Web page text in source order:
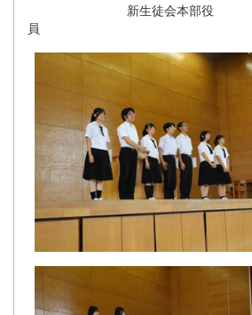
新生徒会本部役
員 表